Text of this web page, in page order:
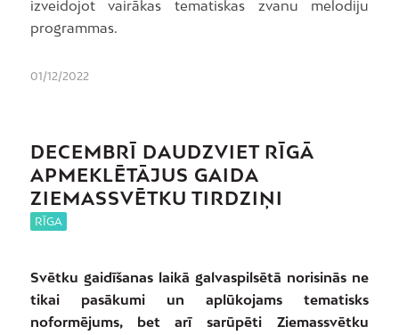
izveidojot vairākas tematiskas zvanu melodiju
programmas.
01/12/2022
DECEMBRĪ DAUDZVIET RĪGĀ
APMEKLĒTĀJUS GAIDA
ZIEMASSVĒTKU TIRDZIŅI
RĪGA
Svētku gaidīšanas laikā galvaspilsētā norisinās ne
tikai pasākumi un aplūkojams tematisks
noformējums, bet arī sarūpēti Ziemassvētku